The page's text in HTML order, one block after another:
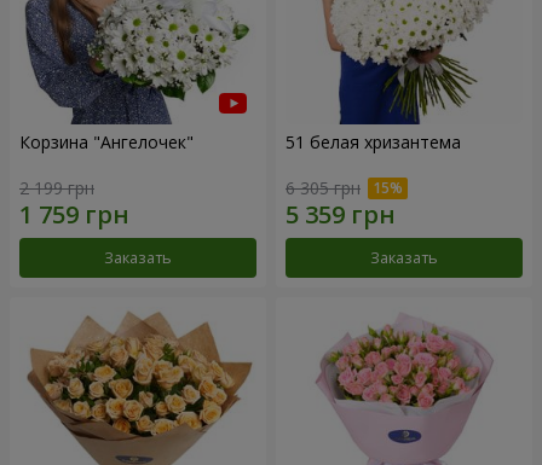
Корзина "Ангелочек"
2 199 грн
Заказать
51 белая хризантема
6 305 грн
Заказать